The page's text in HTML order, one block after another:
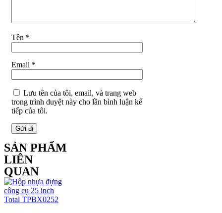
Tên *
Email *
Lưu tên của tôi, email, và trang web
trong trình duyệt này cho lần bình luận kế
tiếp của tôi.
SẢN PHẨM
LIÊN
QUAN